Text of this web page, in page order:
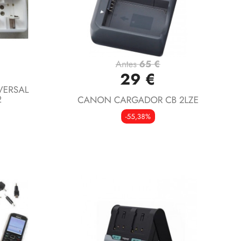
Vista rápida
Antes65 €
29 €
CANON CARGADOR CB 2LZE
-55,38%